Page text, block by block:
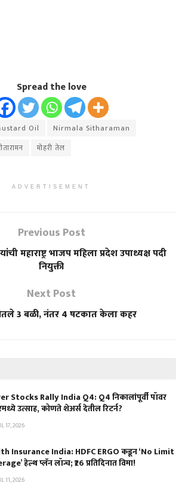
Spread the love
Oil
Nirmala Sitharaman
मोहरी तेल
ADVERTISEMENT
Previous Post
महाराष्ट्र भाजप महिला प्रदेश उपाध्यक्ष पदी
नियुक्ती
Next Post
3 बळी, नंतर 4 षटकात केला कहर
Stocks Rally India Q4: Q4 निकालांपूर्वी पॉवर
उत्साह, कोणते शेअर्स देतील रिटर्न?
17, 2026
Insurance India: HDFC ERGO कडून ‘No Limit
हेल्थ प्लॅन लॉन्च; ₹26 प्रतिदिनात विमा!
11, 2026